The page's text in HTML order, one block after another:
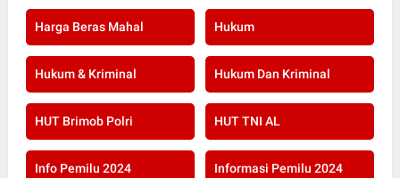
Harga Beras Mahal Hukum
Hukum & Kriminal Hukum Dan Kriminal
HUT Brimob Polri HUT TNI AL
Info Pemilu 2024 Informasi Pemilu 2024